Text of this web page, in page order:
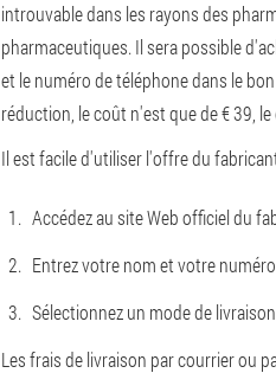
introuvable dans les rayons des
pharmaceutiques. Il sera possible
et le numéro de téléphone dans le
réduction, le coût n'est que de € 39,
Il est facile d'utiliser l'offre du
Accédez au site Web officiel du
Entrez votre nom et votre
Sélectionnez un mode de
Les frais de livraison par courrier ou